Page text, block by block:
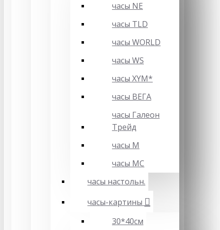
часы NE
часы TLD
часы WORLD
часы WS
часы XYM*
часы ВЕГА
часы Галеон
Трейд
часы М
часы МС
часы настольн.
часы-картины
30*40см